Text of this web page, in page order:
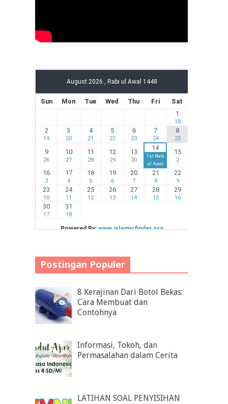
Postingan Populer
8 Kerajinan Dari Botol Bekas:
Cara Membuat dan
Contohnya
Informasi, Tokoh, dan
Permasalahan dalam Cerita
LATIHAN SOAL PENYISIHAN